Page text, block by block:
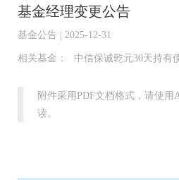
基金经理变更公告
基金公告 | 2025-12-31
相关基金：
附件采用PDF文档格式，请使用
读。